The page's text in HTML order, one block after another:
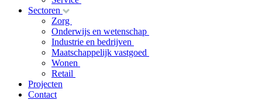
Sectoren
Zorg
Onderwijs en wetenschap
Industrie en bedrijven
Maatschappelijk vastgoed
Wonen
Retail
Projecten
Contact